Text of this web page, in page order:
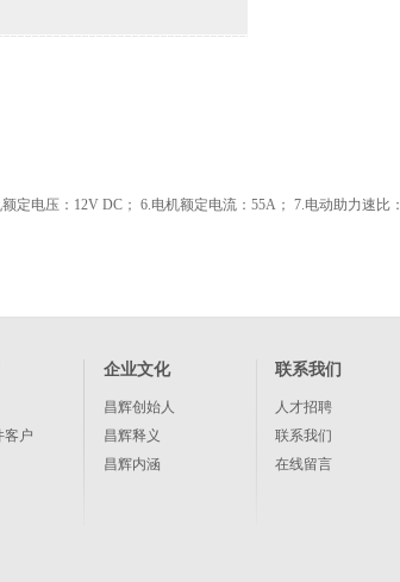
定电压：12V DC； 6.电机额定电流：55A； 7.电动助力速比：
客户
企业文化
昌辉创始人
昌辉释义
昌辉内涵
联系我们
人才招聘
联系我们
在线留言